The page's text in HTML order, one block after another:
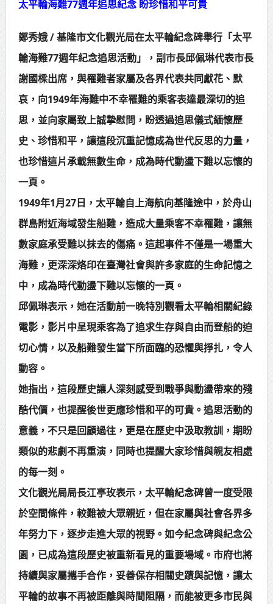
蔣萬安再拋出「倒閣說」 喊推陳其
邁組閣
賴總統肯定「金唐獎」得獎者及入
圍者 允諾完善支持體系
太平輪海難77週年追思紀念 盼珍惜和平可貴
鄭秀娥 / 基隆市文化觀光局在太平輪紀念碑舉行「太平
輪海難77週年紀念追思活動」，副市長邱佩琳代表市長
謝國樑出席，與罹難者家屬及各界代表共同獻花、默
哀，向1949年海難中不幸罹難的乘客表達最深切的追
思，並向家屬致上誠摯慰問，盼透過追思儀式緬懷歷
史、珍惜和平，讓這段沉重記憶成為世代反思的力量，
也珍惜這片承載無數生命，成為時代動盪下難以忘懷的
一頁。
1949年1月27日，太平輪自上海航向基隆途中，於舟山
群島附近海域發生船難，造成大量乘客不幸罹難，讓無
數家庭承受難以抹去的傷痛。這起事件不僅是一場重大
海難，更深深烙印在臺灣社會與許多家庭的生命記憶之
中，成為時代動盪下難以忘懷的一頁。
邱佩琳表示，她在活動前一晚特別觀看太平輪相關紀錄
電影，影片中呈現乘客為了追求生存與自由而登船的迫
切心情，以及船難發生當下所面臨的恐懼與掙扎，令人
動容。
她指出，這段歷史讓人深刻感受到戰爭與動盪帶來的殘
酷代價，也提醒後世更應珍惜和平的可貴。追思活動的
意義，不只是回顧過往，更是在歷史中汲取教訓，期盼
類似的悲劇不再重演，同時也提醒大家珍惜與親友相處
的每一刻。
文化觀光局局長江亭玫表示，太平輪紀念碑曾一度受限
於空間條件，較難被大眾親近，但在家屬與社會各界多
年努力下，逐步走進大眾的視野。如今紀念碑與紀念公
園，已成為這段歷史被重新看見的重要場域。市府也將
持續與家屬攜手合作，妥善保存相關史蹟與記憶，讓太
平輪的故事不再被距離與時間阻隔，而能被更多市民與